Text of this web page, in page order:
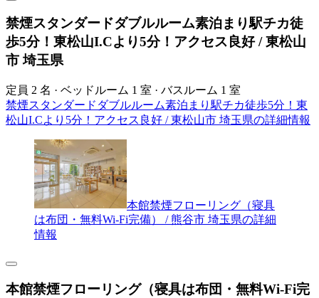
禁煙スタンダードダブルルーム素泊まり駅チカ徒
歩5分！東松山I.Cより5分！アクセス良好 / 東松山
市 埼玉県
定員 2 名 · ベッドルーム 1 室 · バスルーム 1 室
禁煙スタンダードダブルルーム素泊まり駅チカ徒歩5分！東
松山I.Cより5分！アクセス良好 / 東松山市 埼玉県の詳細情報
本館禁煙フローリング（寝具
は布団・無料Wi-Fi完備） / 熊谷市 埼玉県の詳細
情報
本館禁煙フローリング（寝具は布団・無料Wi-Fi完